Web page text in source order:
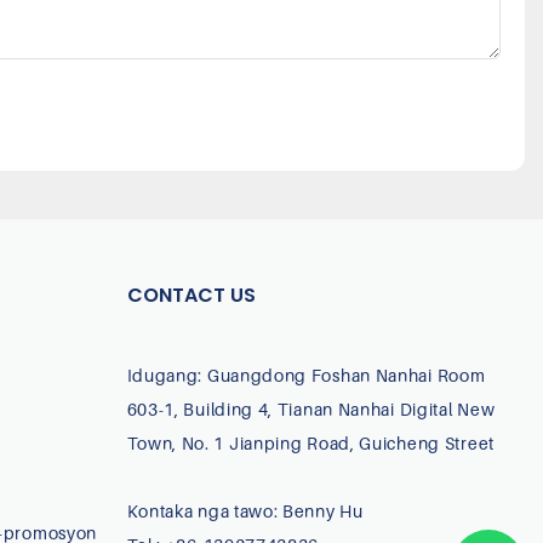
CONTACT US
Idugang: Guangdong Foshan Nanhai Room
603-1, Building 4, Tianan Nanhai Digital New
Town, No. 1 Jianping Road, Guicheng Street
Kontaka nga tawo: Benny Hu